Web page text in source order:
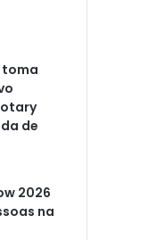
toma
de
2026
na